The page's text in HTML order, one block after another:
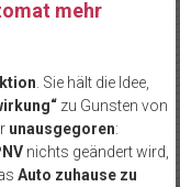
mehr
. Sie hält die Idee,
zu Gunsten von
unausgegoren:
nichts geändert wird,
Auto zuhause zu